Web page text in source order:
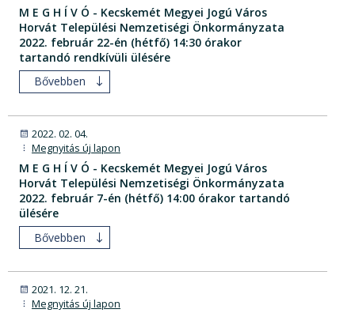
M E G H Í V Ó - Kecskemét Megyei Jogú Város
Horvát Települési Nemzetiségi Önkormányzata
2022. február 22-én (hétfő) 14:30 órakor
tartandó rendkívüli ülésére
Bővebben
2022. 02. 04.
Megnyitás új lapon
M E G H Í V Ó - Kecskemét Megyei Jogú Város
Horvát Települési Nemzetiségi Önkormányzata
2022. február 7-én (hétfő) 14:00 órakor tartandó
ülésére
Bővebben
2021. 12. 21.
Megnyitás új lapon